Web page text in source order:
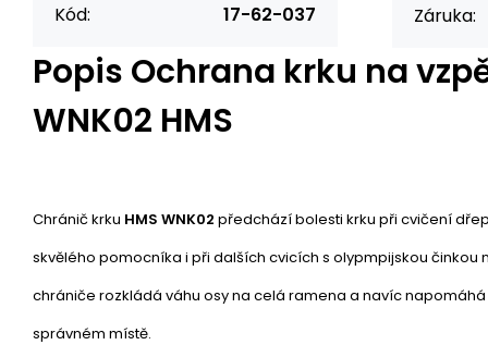
Kód: 17-62-037 Záruka:
Popis Ochrana krku na
WNK02 HMS
Chránič krku HMS WNK02 předchází bolesti krku při cvičení
skvělého pomocníka i při dalších cvicích s olypmpijskou činkou
chrániče rozkládá váhu osy na celá ramena a navíc
správném místě.